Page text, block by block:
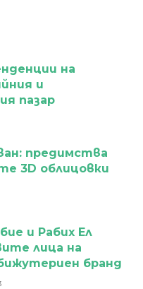
на
и
пазар
предимства
3D облицовки
и Рабих Ел
лица на
бранд